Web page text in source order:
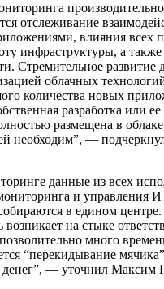
отслеживание
влияния всех
инфраструктуры, а
Стремительное развитие
облачных
количества новых
разработка или ее
размещена в
необходим”, —
данные из всех
и управления
в едином
на стыке
много
“перекидывание
денег”, — уточнил Максим